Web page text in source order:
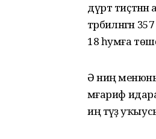
дүрт
18 һумға
Ә ниңә
мәғариф
иң тәүҙә